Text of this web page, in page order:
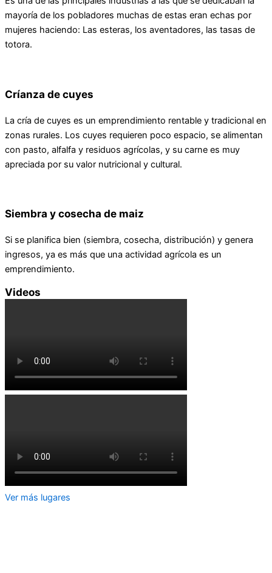
mayoría de los pobladores muchas de estas eran echas por
mujeres haciendo: Las esteras, los aventadores, las tasas de
totora.
Críanza de cuyes
La cría de cuyes es un emprendimiento rentable y tradicional en
zonas rurales. Los cuyes requieren poco espacio, se alimentan
con pasto, alfalfa y residuos agrícolas, y su carne es muy
apreciada por su valor nutricional y cultural.
Siembra y cosecha de maiz
Si se planifica bien (siembra, cosecha, distribución) y genera
ingresos, ya es más que una actividad agrícola es un
emprendimiento.
Videos
Ver más lugares